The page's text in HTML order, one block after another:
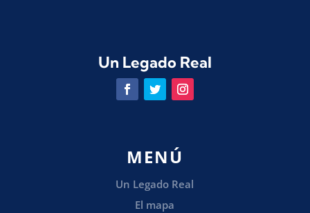
Un Legado Real
MENÚ
Un Legado Real
El mapa